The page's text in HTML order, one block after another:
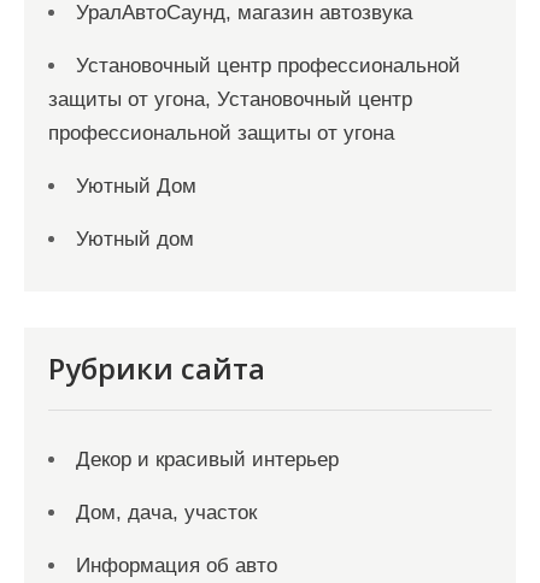
УралАвтоСаунд, магазин автозвука
Установочный центр профессиональной
защиты от угона, Установочный центр
профессиональной защиты от угона
Уютный Дом
Уютный дом
Рубрики сайта
Декор и красивый интерьер
Дом, дача, участок
Информация об авто